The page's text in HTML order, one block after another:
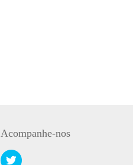
Acompanhe-nos